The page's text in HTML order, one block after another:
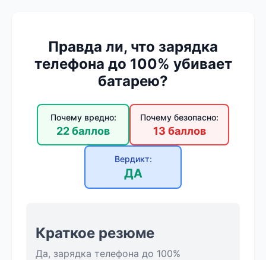
Правда ли, что зарядка
телефона до 100% убивает
батарею?
Почему вредно:
22 баллов
Почему безопасно:
13 баллов
Вердикт:
ДА
Краткое резюме
Да, зарядка телефона до 100%